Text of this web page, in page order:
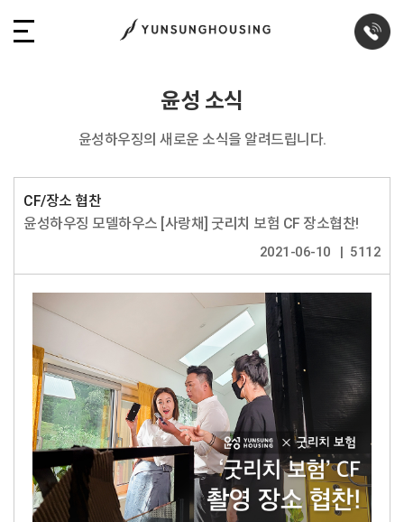
윤성 소식
윤성하우징의 새로운 소식을 알려드립니다.
CF/장소 협찬
윤성하우징 모델하우스 [사랑채] 굿리치 보험 CF 장소협찬!
2021-06-10 5112